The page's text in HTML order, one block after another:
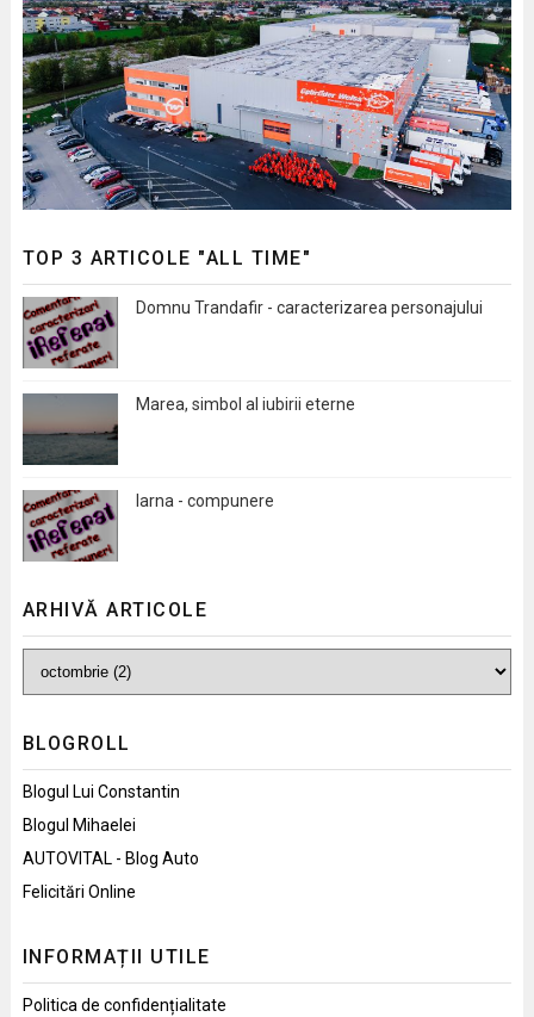
TOP 3 ARTICOLE "ALL TIME"
Domnu Trandafir - caracterizarea personajului
Marea, simbol al iubirii eterne
Iarna - compunere
ARHIVĂ ARTICOLE
BLOGROLL
Blogul Lui Constantin
Blogul Mihaelei
AUTOVITAL - Blog Auto
Felicitări Online
INFORMAȚII UTILE
Politica de confidențialitate